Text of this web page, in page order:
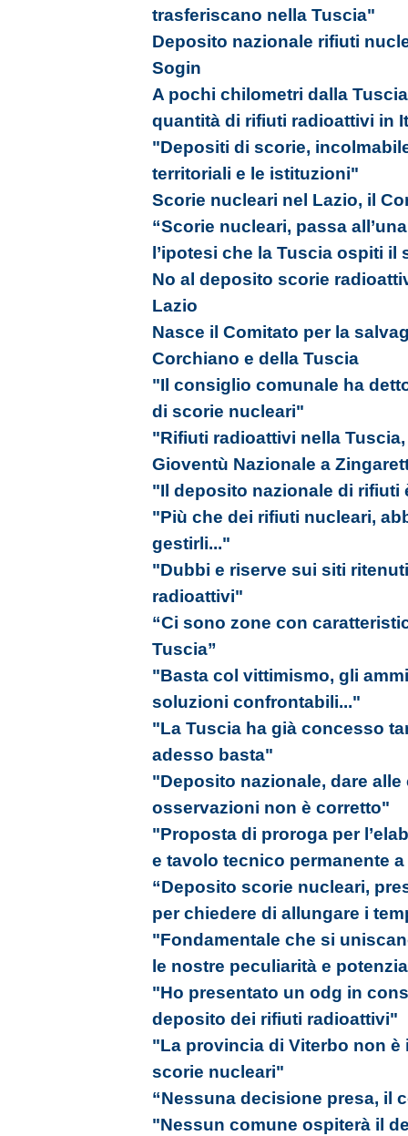
trasferiscano nella Tuscia"
Deposito nazionale rifiuti
Sogin
A pochi chilometri dalla
quantità di rifiuti radioattivi in
"Depositi di scorie,
territoriali e le istituzioni"
Scorie nucleari nel Lazio, il
“Scorie nucleari, passa
l’ipotesi che la Tuscia ospiti il
No al deposito scorie
Lazio
Nasce il Comitato per la
Corchiano e della Tuscia
"Il consiglio comunale ha
di scorie nucleari"
"Rifiuti radioattivi nella
Gioventù Nazionale a
"Il deposito nazionale di rifiuti
"Più che dei rifiuti nucleari,
gestirli..."
"Dubbi e riserve sui siti
radioattivi"
“Ci sono zone con
Tuscia”
"Basta col vittimismo, gli
soluzioni confrontabili..."
"La Tuscia ha già concesso
adesso basta"
"Deposito nazionale, dare
osservazioni non è corretto"
"Proposta di proroga per
e tavolo tecnico permanente
“Deposito scorie nucleari,
per chiedere di allungare i
"Fondamentale che si
le nostre peculiarità e
"Ho presentato un odg in
deposito dei rifiuti radioattivi"
"La provincia di Viterbo non
scorie nucleari"
“Nessuna decisione presa, il
"Nessun comune ospiterà il